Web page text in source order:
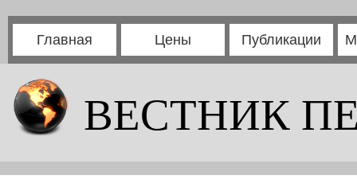
Главная Цены Публикации
ВЕСТНИК